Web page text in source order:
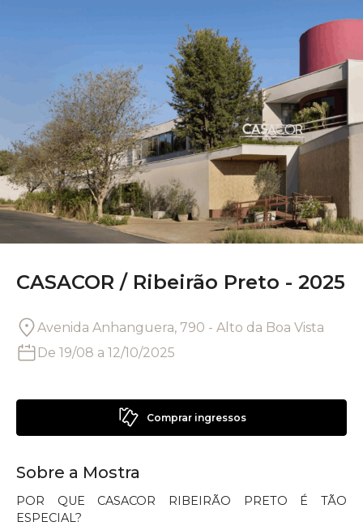
CASACOR / Ribeirão Preto - 2025
Avenida Anhanguera, 790 - Alto da Boa Vista
De 19/08 a 12/10/2025
Comprar ingressos
Sobre a Mostra
POR QUE CASACOR RIBEIRÃO PRETO É TÃO
ESPECIAL?